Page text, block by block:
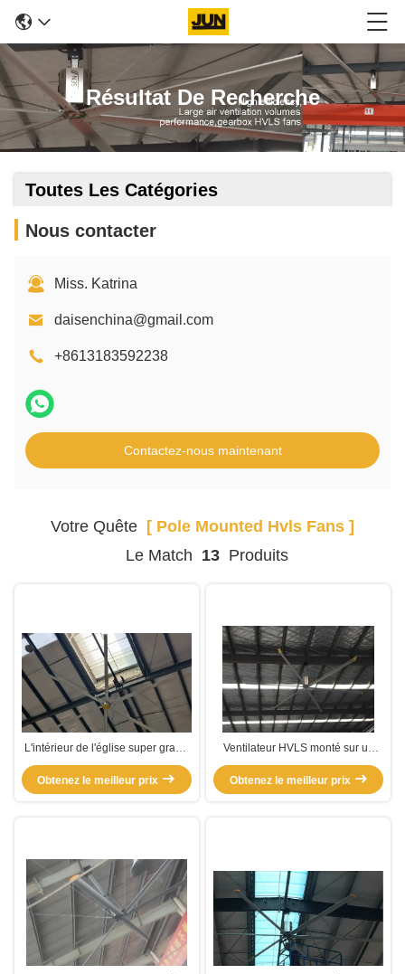
Résultat De Recherche
Toutes Les Catégories
Nous contacter
Miss. Katrina
daisenchina@gmail.com
+8613183592238
Contactez-nous maintenant
Votre Quête [ Pole Mounted Hvls Fans ]
Le Match 13 Produits
L'intérieur de l'église super grand
poteau monté HVLS ventilateurs
résidentiel
Obtenez le meilleur prix
Ventilateur HVLS monté sur un
poteau à volume élevé Pmsm
Obtenez le meilleur prix